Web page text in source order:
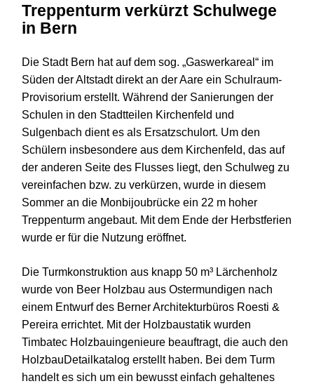
Treppenturm verkürzt Schulwege
in Bern
Die Stadt Bern hat auf dem sog. „Gaswerkareal“ im
Süden der Altstadt direkt an der Aare ein Schulraum-
Provisorium erstellt. Während der Sanierungen der
Schulen in den Stadtteilen Kirchenfeld und
Sulgenbach dient es als Ersatzschulort. Um den
Schülern insbesondere aus dem Kirchenfeld, das auf
der anderen Seite des Flusses liegt, den Schulweg zu
vereinfachen bzw. zu verkürzen, wurde in diesem
Sommer an die Monbijoubrücke ein 22 m hoher
Treppenturm angebaut. Mit dem Ende der Herbstferien
wurde er für die Nutzung eröffnet.
Die Turmkonstruktion aus knapp 50 m³ Lärchenholz
wurde von Beer Holzbau aus Ostermundigen nach
einem Entwurf des Berner Architekturbüros Roesti &
Pereira errichtet. Mit der Holzbaustatik wurden
Timbatec Holzbauingenieure beauftragt, die auch den
HolzbauDetailkatalog erstellt haben. Bei dem Turm
handelt es sich um ein bewusst einfach gehaltenes